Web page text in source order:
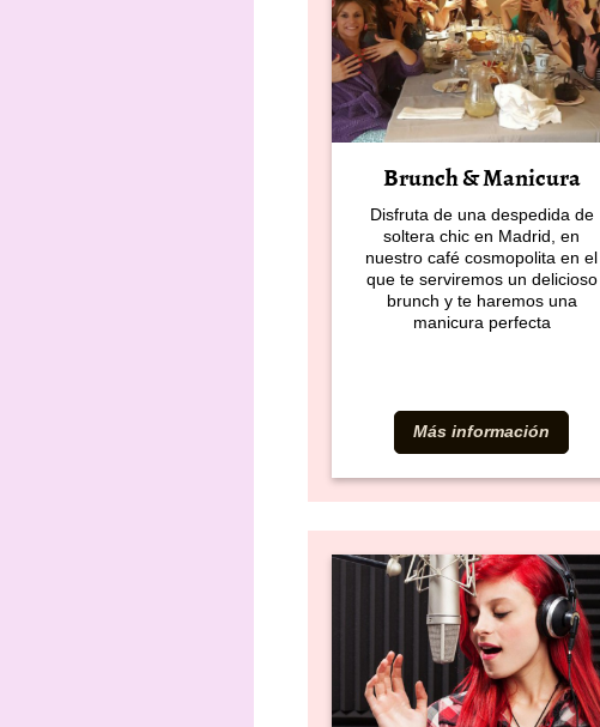
Brunch & Manicura
Disfruta de una despedida de
soltera chic en Madrid, en
nuestro café cosmopolita en el
que te serviremos un delicioso
brunch y te haremos una
manicura perfecta
Más información